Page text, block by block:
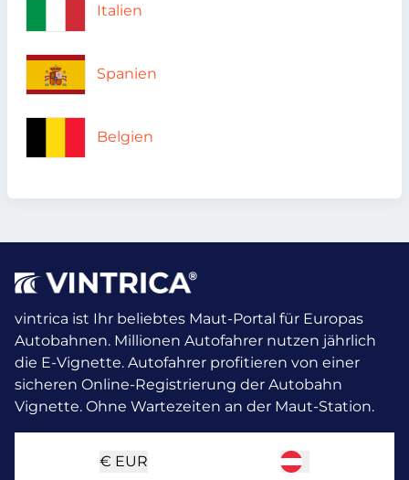
Italien
Spanien
Belgien
vintrica ist Ihr beliebtes Maut-Portal für Europas
Autobahnen. Millionen Autofahrer nutzen jährlich
die E-Vignette. Autofahrer profitieren von einer
sicheren Online-Registrierung der Autobahn
Vignette. Ohne Wartezeiten an der Maut-Station.
€ EUR